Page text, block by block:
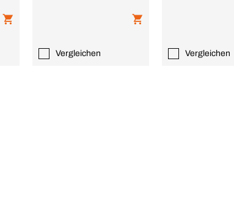
Vergleichen Vergleichen